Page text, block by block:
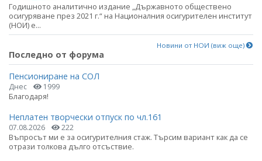
Годишното аналитично издание „Държавното обществено
осигуряване през 2021 г.“ на Националния осигурителен институт
(НОИ) е...
Новини от НОИ (виж още)
Последно от форума
Пенсиониране на СОЛ
Днес 1999
Благодаря!
Неплатен творчески отпуск по чл.161
07.08.2026 222
Въпросът ми е за осигурителния стаж. Търсим вариант как да се
отрази толкова дълго отсъствие.